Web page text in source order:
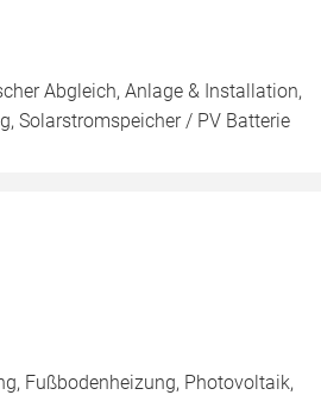
Abgleich, Anlage & Installation,
Solarstromspeicher / PV Batterie
Fußbodenheizung, Photovoltaik,